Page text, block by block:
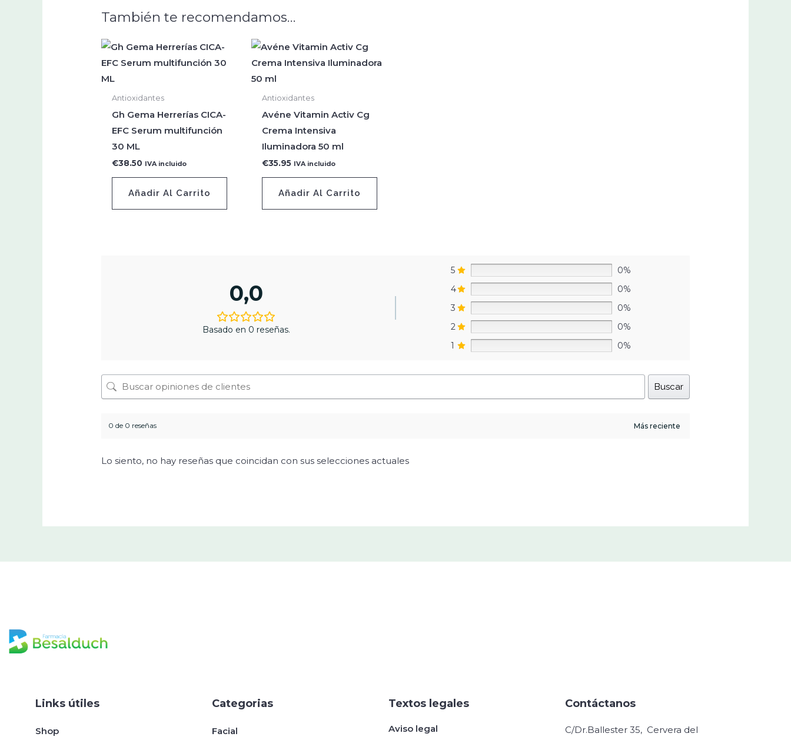
También te recomendamos…
Antioxidantes
Gh Gema Herrerías CICA-
EFC Serum multifunción
30 ML
€38.50 IVA incluido
Añadir Al Carrito
Antioxidantes
Avéne Vitamin Activ Cg
Crema Intensiva
Iluminadora 50 ml
€35.95 IVA incluido
Añadir Al Carrito
0,0
Basado en 0 reseñas.
5
0%
4
0%
3
0%
2
0%
1
0%
Buscar
0 de 0 reseñas
Lo siento, no hay reseñas que coincidan con sus selecciones actuales
Links útiles
Shop
Categorias
Facial
Textos legales
Aviso legal
Contáctanos
C/Dr.Ballester 35, Cervera del